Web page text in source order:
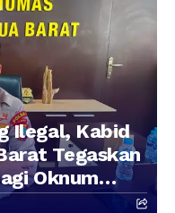
Ilegal, Kabid
Tegaskan
Oknum